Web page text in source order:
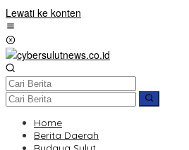
Lewati ke konten
Home
Berita Daerah